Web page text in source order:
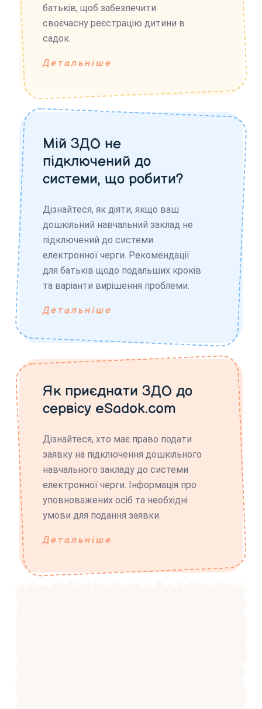
батьків, щоб забезпечити
своєчасну реєстрацію дитини в
садок.
Детальніше
Мій ЗДО не
підключений до
системи, що робити?
Дізнайтеся, як діяти, якщо ваш
дошкільний навчальний заклад не
підключений до системи
електронної черги. Рекомендації
для батьків щодо подальших кроків
та варіанти вирішення проблеми.
Детальніше
Як приєднати ЗДО до
сервісу eSadok.com
Дізнайтеся, хто має право подати
заявку на підключення дошкільного
навчального закладу до системи
електронної черги. Інформація про
уповноважених осіб та необхідні
умови для подання заявки.
Детальніше